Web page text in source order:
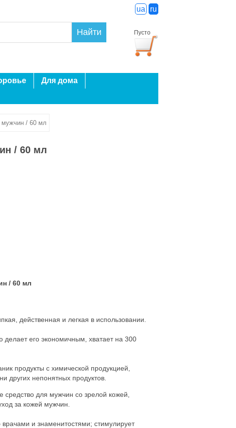
ua ru
Пусто
Найти
Для дома
/ 60 мл
/ 60 мл
/ 60 мл
действенная и легкая в использовании.
делает его экономичным, хватает на 300
продукты с химической продукцией,
других непонятных продуктов.
для мужчин со зрелой кожей,
за кожей мужчин.
и знаменитостями; стимулирует